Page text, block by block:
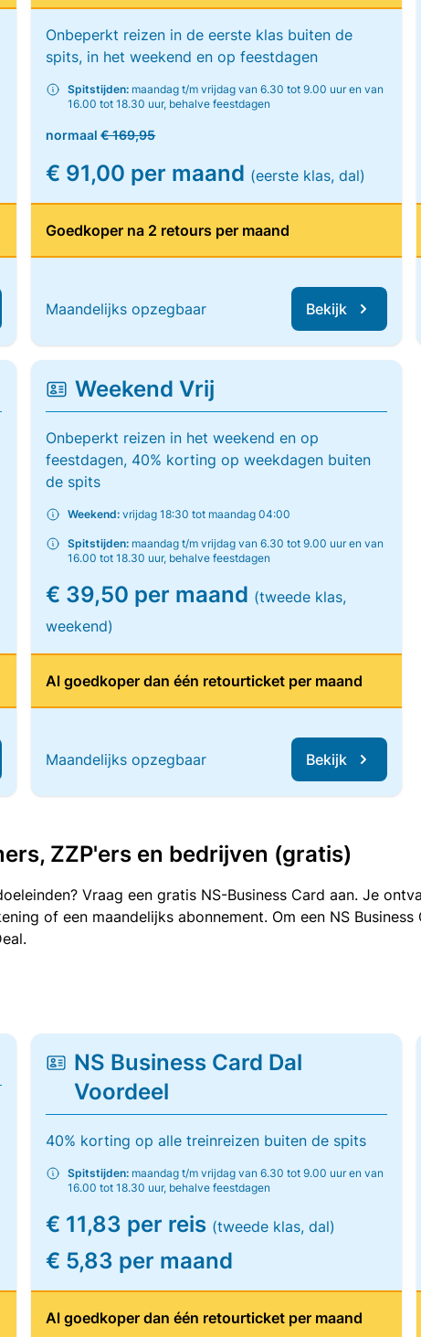
Onbeperkt reizen in de eerste klas buiten de
spits, in het weekend en op feestdagen
Spitstijden: maandag t/m vrijdag van 6.30 tot 9.00 uur en van
16.00 tot 18.30 uur, behalve feestdagen
normaal€ 169,95
€ 91,00 per maand (eerste klas, dal)
Goedkoper na 2 retours per maand
Maandelijks opzegbaar Bekijk
Weekend Vrij
Onbeperkt reizen in het weekend en op
feestdagen, 40% korting op weekdagen buiten
de spits
Weekend: vrijdag 18:30 tot maandag 04:00
Spitstijden: maandag t/m vrijdag van 6.30 tot 9.00 uur en van
16.00 tot 18.30 uur, behalve feestdagen
€ 39,50 per maand (tweede klas,
weekend)
Al goedkoper dan één retourticket per maand
Maandelijks opzegbaar Bekijk
ZZP'ers en bedrijven (gratis)
Vraag een gratis NS-Business Card aan. Je
of een maandelijks abonnement. Om een NS
NS Business Card Dal
Voordeel
40% korting op alle treinreizen buiten de spits
Spitstijden: maandag t/m vrijdag van 6.30 tot 9.00 uur en van
16.00 tot 18.30 uur, behalve feestdagen
€ 11,83 per reis (tweede klas, dal)
€ 5,83 per maand
Al goedkoper dan één retourticket per maand